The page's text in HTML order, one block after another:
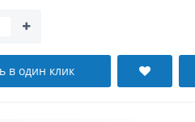
в один клик